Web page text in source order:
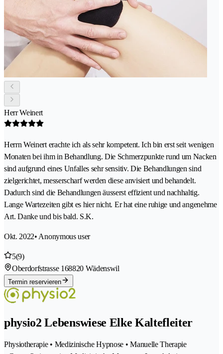
Herr Weinert
Herrn Weinert erachte ich als sehr kompetent. Ich bin erst seit wenigen
Monaten bei ihm in Behandlung. Die Schmerzpunkte rund um Nacken
sind aufgrund eines Unfalles sehr sensitiv. Die Behandlungen sind
zielgerichtet, messerscharf werden diese anvisiert und behandelt.
Dadurch sind die Behandlungen äusserst effizient und nachhaltig.
Lange Wartezeiten gibt es hier nicht. Er hat eine ruhige und angenehme
Art. Danke und bis bald. S.K.
Okt. 2022• Anonymous user
5(9)
Oberdorfstrasse 168820 Wädenswil
Termin reservieren
physio2 Lebenswiese Elke Kaltefleiter
Physiotherapie • Medizinische Hypnose • Manuelle Therapie